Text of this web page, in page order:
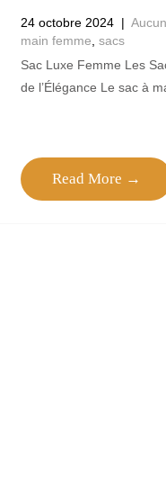
24 octobre 2024 |
main femme sacs
Sac Luxe Femme Les
de l’Élégance Le sac à
Read More →